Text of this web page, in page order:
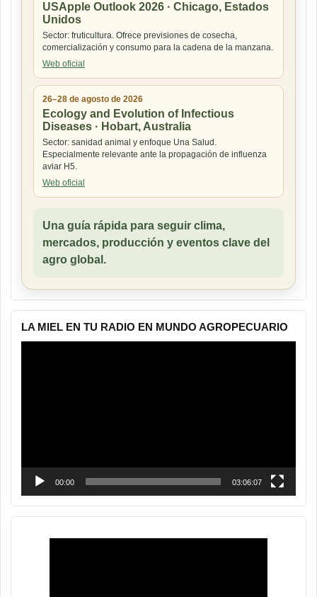
USApple Outlook 2026 · Chicago, Estados
Unidos
Sector: fruticultura. Ofrece previsiones de cosecha,
comercialización y consumo para la cadena de la manzana.
Web oficial
26–28 de agosto de 2026
Ecology and Evolution of Infectious
Diseases · Hobart, Australia
Sector: sanidad animal y enfoque Una Salud.
Especialmente relevante ante la propagación de influenza
aviar H5.
Web oficial
Una guía rápida para seguir clima,
mercados, producción y eventos clave del
agro global.
LA MIEL EN TU RADIO EN MUNDO AGROPECUARIO
00:00 03:06:07